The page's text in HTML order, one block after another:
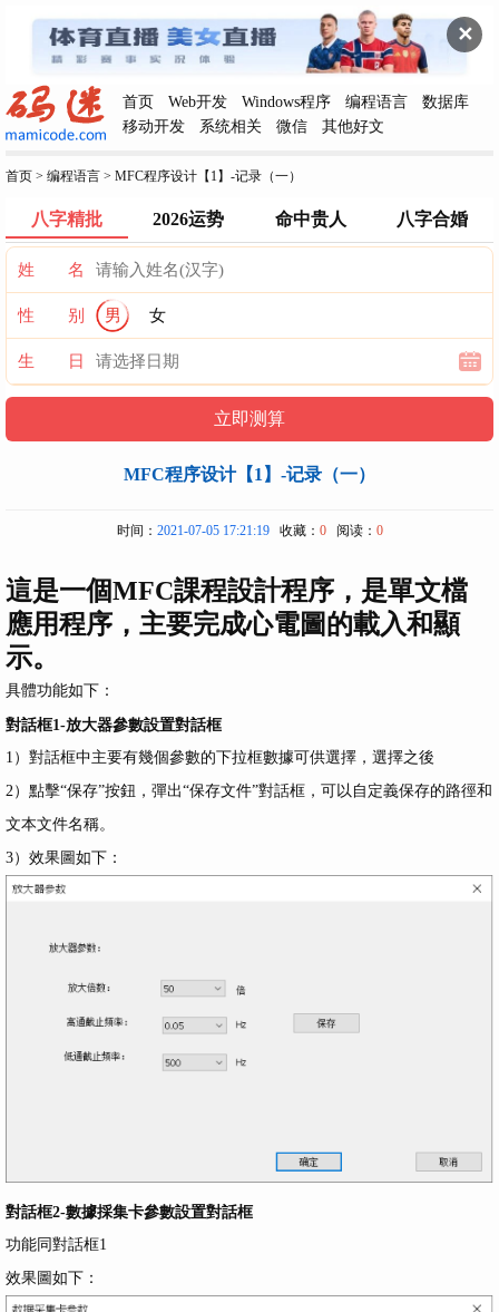
✕
首页 Web开发 Windows程序 编程语言
数据库
移动开发
系统相关 微信 其他好文
首页 > 编程语言 > MFC程序设计【1】-记录（一）
八字精批 2026运势 命中贵人 八字合婚
姓 名
性 别 男 女
生 日
MFC程序设计【1】-记录（一）
时间： 2021-07-05 17:21:19收藏： 0阅读： 0
這是一個MFC課程設計程序，是單文檔
應用程序，主要完成心電圖的載入和顯
示。
具體功能如下：
對話框1-放大器參數設置對話框
1）對話框中主要有幾個參數的下拉框數據可供選擇，選擇之後
2）點擊“保存”按鈕，彈出“保存文件”對話框，可以自定義保存的路徑和
文本文件名稱。
3）效果圖如下：
對話框2-數據採集卡參數設置對話框
功能同對話框1
效果圖如下：